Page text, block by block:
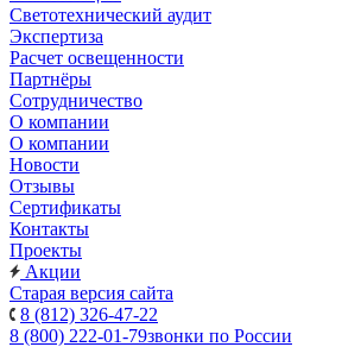
Светотехнический аудит
Экспертиза
Расчет освещенности
Партнёры
Cотрудничество
О компании
О компании
Новости
Отзывы
Сертификаты
Контакты
Проекты
Акции
Старая версия сайта
8 (812) 326-47-22
8 (800) 222-01-79звонки по России